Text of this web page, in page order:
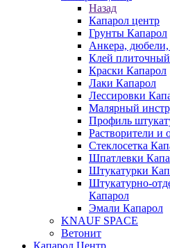
Назад
Капарол центр
Грунты Капарол
Анкера,
Клей
Краски Капарол
Лаки Капарол
Лессировки
Малярный
Профиль
Растворители и
Cтеклосетка
Шпатлевки
Штукатурки
Штукатурно-
Капарол
Эмали Капарол
KNAUF SPACE
Ветонит
Капарол Центр